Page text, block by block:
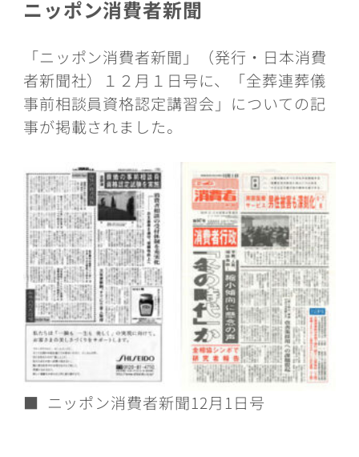
ニッポン消費者新聞
「ニッポン消費者新聞」（発行・日本消費
者新聞社）１２月１日号に、「全葬連葬儀
事前相談員資格認定講習会」についての記
事が掲載されました。
■ ニッポン消費者新聞12月1日号